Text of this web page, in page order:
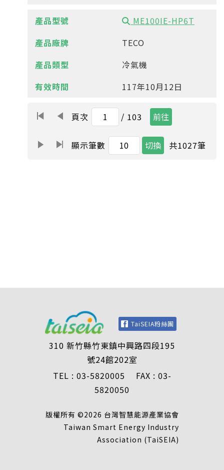
ME100IE-HP6T
TECO
冷氣機
117年10月12日
頁次 / 103
顯示筆數 共1027筆
TaiSEIA粉絲團
310 新竹縣竹東鎮中興路四段195
號24館202室
TEL : 03-5820005 FAX : 03-
5820050
版權所有 ©2026 台灣智慧能源產業協會
Taiwan Smart Energy Industry
Association (TaiSEIA)